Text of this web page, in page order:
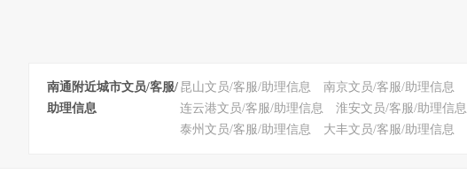
南通附近城市文员/客服/
助理信息
昆山文员/客服/助理信息 南京文员/客服/助理信息
连云港文员/客服/助理信息
淮安文员/客服/助理信息
泰州文员/客服/助理信息
大丰文员/客服/助理信息